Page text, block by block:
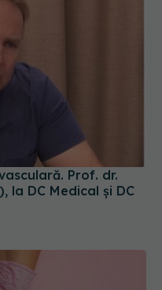
la DC Medical și DC